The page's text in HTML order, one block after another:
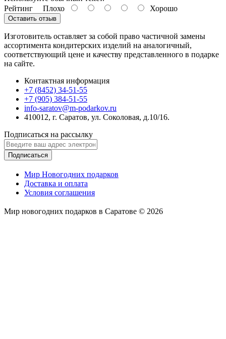
Рейтинг Плохо Хорошо
Оставить отзыв
Изготовитель оставляет за собой право частичной замены
ассортимента кондитерских изделий на аналогичный,
соответствующий цене и качеству представленного в подарке
на сайте.
Контактная информация
+7 (8452) 34-51-55
+7 (905) 384-51-55
info-saratov@m-podarkov.ru
410012, г. Саратов, ул. Соколовая, д.10/16.
Подписаться на рассылку
Подписаться
Мир Новогодних подарков
Доставка и оплата
Условия соглашения
Мир новогодних подарков в Саратове © 2026